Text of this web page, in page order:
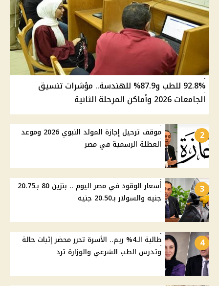
92.8% للطب و87.9% للهندسة.. مؤشرات تنسيق
الجامعات 2026 وأماكن المرحلة الثانية
2
موقف ترحيل إجازة المولد النبوي 2026 وموعد
العطلة الرسمية في مصر
3
أسعار الوقود في مصر اليوم .. بنزين 80 بـ20.75
جنيه والسولار بـ20.50 جنيه
4
طالبة الـ4% ريم.. الأسرة تحرر محضر إثبات حالة
وتدرس الطب الشرعي والوزارة ترد